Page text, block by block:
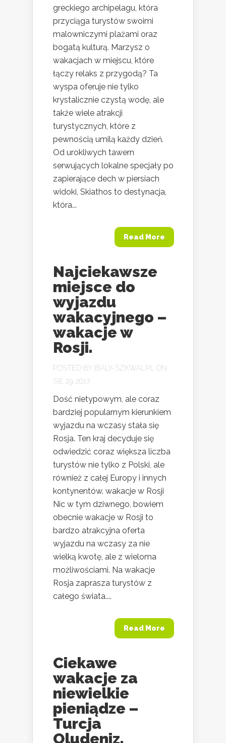
greckiego archipelagu, która
przyciąga turystów swoimi
malowniczymi plażami oraz
bogatą kulturą. Marzysz o
wakacjach w miejscu, które
łączy relaks z przygodą? Ta
wyspa oferuje nie tylko
krystalicznie czystą wodę, ale
także wiele atrakcji
turystycznych, które z
pewnością umilą każdy dzień.
Od urokliwych tawern
serwujących lokalne specjały po
zapierające dech w piersiach
widoki, Skiathos to destynacja,
która...
Read More
Najciekawsze
miejsce do
wyjazdu
wakacyjnego –
wakacje w
Rosji.
POSTED BY BIALY-SZKWAL.PL
ON
SIE 29, 2017
Dość nietypowym, ale coraz
bardziej popularnym kierunkiem
wyjazdu na wczasy stała się
Rosja. Ten kraj decyduje się
odwiedzić coraz większa liczba
turystów nie tylko z Polski, ale
również z całej Europy i innych
kontynentów. wakacje w Rosji
Nic w tym dziwnego, bowiem
obecnie wakacje w Rosji to
bardzo atrakcyjna oferta
wyjazdu na wczasy za nie
wielką kwotę, ale z wieloma
możliwościami. Na wakacje
Rosja zaprasza turystów z
całego świata....
Read More
Ciekawe
wakacje za
niewielkie
pieniądze –
Turcja
Oludeniz,